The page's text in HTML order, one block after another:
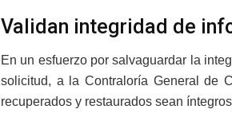
Validan integridad de
En un esfuerzo por salvaguardar la
solicitud, a la Contraloría General de
recuperados y restaurados sean